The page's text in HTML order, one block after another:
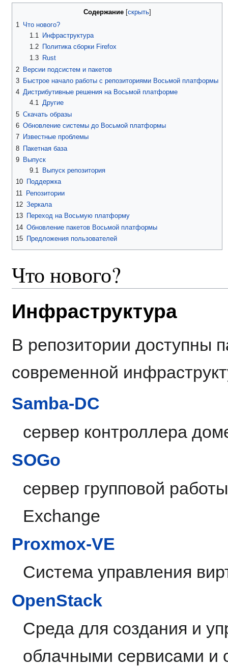
Содержание
1
Что нового?
1.1
Инфраструктура
1.2
Политика сборки Firefox
1.3
Rust
2 Версии подсистем и пакетов
3 Быстрое начало работы с репозиториями Восьмой платформы
4 Дистрибутивные решения на Восьмой платформе
4.1 Другие
5 Скачать образы
6 Обновление системы до Восьмой платформы
7 Известные проблемы
8 Пакетная база
9 Выпуск
9.1
Выпуск репозитория
10 Поддержка
11
Репозитории
12 Зеркала
13 Переход на Восьмую платформу
14 Обновление пакетов Восьмой платформы
15 Предложения пользователей
Что нового?
Инфраструктура
В репозитории доступны
современной
Samba-DC
сервер контроллера
SOGo
сервер групповой
Exchange
Proxmox-VE
Система управления
OpenStack
Среда для создания и
облачными сервисами